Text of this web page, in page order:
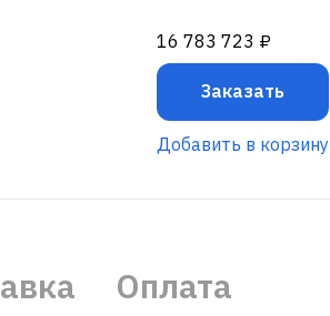
16 783 723 ₽
Заказать
Добавить в корзину
Оплата